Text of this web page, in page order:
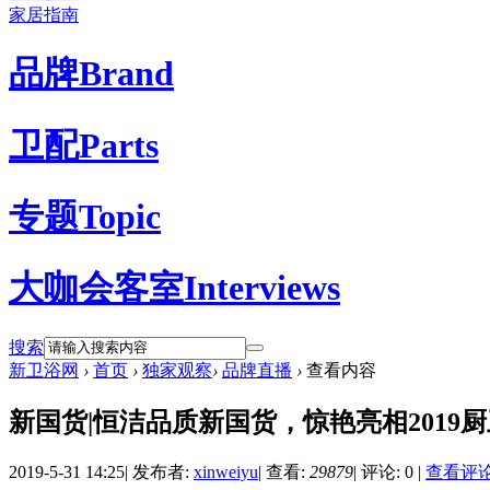
家居指南
品牌Brand
卫配Parts
专题Topic
大咖会客室Interviews
搜索
新卫浴网 › 首页 › 独家观察› 品牌直播 › 查看内容
新国货|恒洁品质新国货，惊艳亮相2019
2019-5-31 14:25| 发布者: xinweiyu| 查看: 29879| 评论: 0 | 查看评